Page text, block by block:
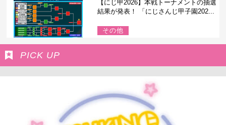
【にじ甲2026】本戦トーナメントの抽選
結果が発表！ 「にじさんじ甲子園202...
その他
PICK UP